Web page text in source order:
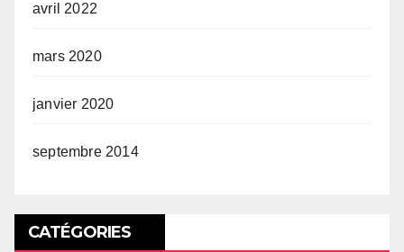
avril 2022
mars 2020
janvier 2020
septembre 2014
CATÉGORIES